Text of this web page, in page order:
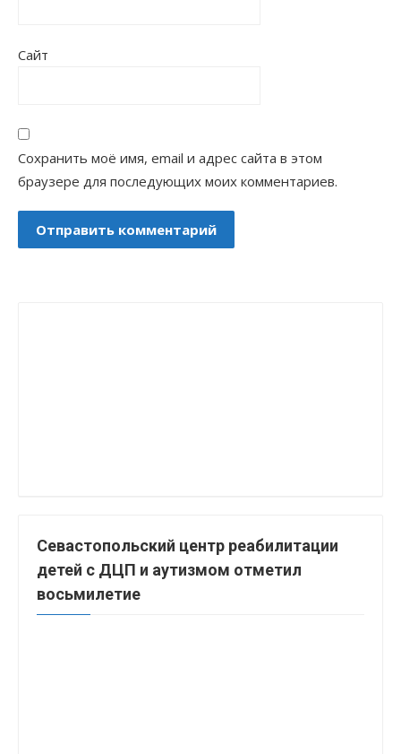
Сайт
Сохранить моё имя, email и адрес сайта в этом
браузере для последующих моих комментариев.
Севастопольский центр реабилитации
детей с ДЦП и аутизмом отметил
восьмилетие